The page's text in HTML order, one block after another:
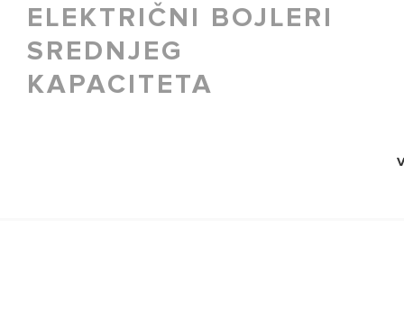
ELEKTRIČNI BOJLERI
SREDNJEG
KAPACITETA